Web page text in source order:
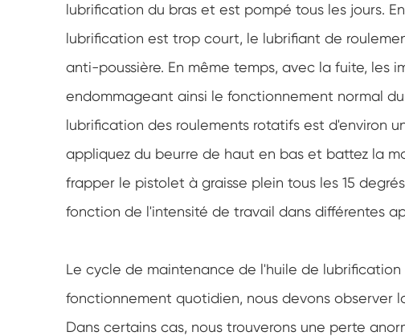
lubrification du bras et est pompé tous les jours.
lubrification est trop court, le lubrifiant de
anti-poussière. En même temps, avec la fuite, les
endommageant ainsi le fonctionnement normal
lubrification des roulements rotatifs est d'environ
appliquez du beurre de haut en bas et battez la
frapper le pistolet à graisse plein tous les 15
fonction de l'intensité de travail dans différentes
Le cycle de maintenance de l'huile de
fonctionnement quotidien, nous devons observer
Dans certains cas, nous trouverons une perte